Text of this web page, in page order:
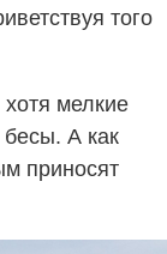
того
мелкие
А как
приносят